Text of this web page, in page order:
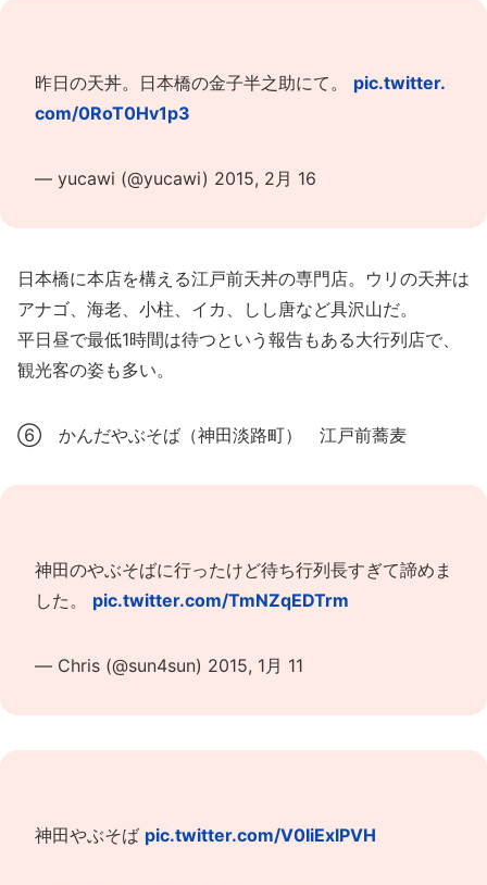
昨日の天丼。日本橋の金子半之助にて。 pic.twitter.
com/0RoT0Hv1p3
— yucawi (@yucawi) 2015, 2月 16
日本橋に本店を構える江戸前天丼の専門店。ウリの天丼は
アナゴ、海老、小柱、イカ、しし唐など具沢山だ。
平日昼で最低1時間は待つという報告もある大行列店で、
観光客の姿も多い。
⑥ かんだやぶそば（神田淡路町） 江戸前蕎麦
神田のやぶそばに行ったけど待ち行列長すぎて諦めま
した。 pic.twitter.com/TmNZqEDTrm
— Chris (@sun4sun) 2015, 1月 11
神田やぶそば pic.twitter.com/V0IiExlPVH